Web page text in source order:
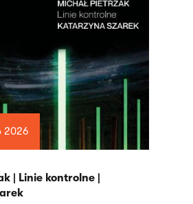
2026
| Linie kontrolne |